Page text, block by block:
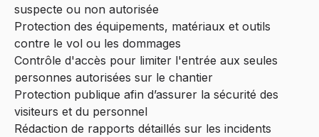
suspecte ou non autorisée
Protection des équipements, matériaux et outils
contre le vol ou les dommages
Contrôle d'accès pour limiter l'entrée aux seules
personnes autorisées sur le chantier
Protection publique afin d’assurer la sécurité des
visiteurs et du personnel
Rédaction de rapports détaillés sur les incidents